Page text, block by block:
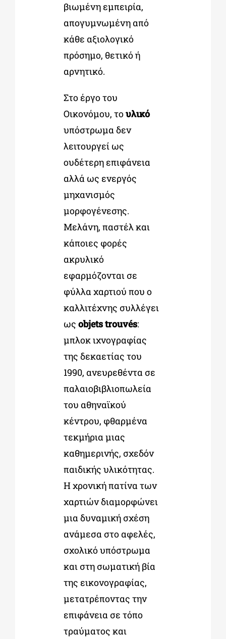
βιωμένη εμπειρία,
απογυμνωμένη από
κάθε αξιολογικό
πρόσημο, θετικό ή
αρνητικό.
Στο έργο του
Οικονόμου, τουλικό
υπόστρωμα δεν
λειτουργεί ως
ουδέτερη επιφάνεια
αλλά ως ενεργός
μηχανισμός
μορφογένεσης.
Μελάνη, παστέλ και
κάποιες φορές
ακρυλικό
εφαρμόζονται σε
φύλλα χαρτιού που ο
καλλιτέχνης συλλέγει
ως objetstrouvés:
μπλοκ ιχνογραφίας
της δεκαετίας του
1990, ανευρεθέντα σε
παλαιοβιβλιοπωλεία
του αθηναϊκού
κέντρου, φθαρμένα
τεκμήρια μιας
καθημερινής, σχεδόν
παιδικής υλικότητας.
Η χρονική πατίνα των
χαρτιών διαμορφώνει
μια δυναμική σχέση
ανάμεσα στο αφελές,
σχολικό υπόστρωμα
και στη σωματική βία
της εικονογραφίας,
μετατρέποντας την
επιφάνεια σε τόπο
τραύματος και